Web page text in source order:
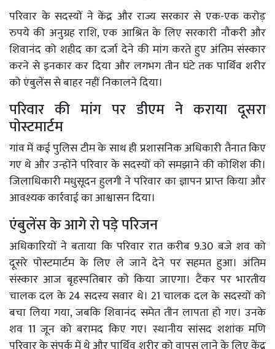
परिवार के सदस्यों ने केंद्र और राज्य सरकार से एक-एक करोड़
रुपये की अनुग्रह राशि, एक आश्रित के लिए सरकारी नौकरी और
शिवानंद को शहीद का दर्जा देने की मांग करते हुए अंतिम संस्कार
करने से इनकार कर दिया और लगभग तीन घंटे तक पार्थिव शरीर
को एंबुलेंस से बाहर नहीं निकालने दिया।
परिवार की मांग पर डीएम ने कराया दूसरा
पोस्टमार्टम
गांव में कई पुलिस टीम के साथ ही प्रशासनिक अधिकारी तैनात किए
गए थे और उन्होंने परिवार के सदस्यों को समझाने की कोशिश की।
जिलाधिकारी मधुसूदन हुलगी ने परिवार का ज्ञापन प्राप्त किया और
आवश्यक कार्रवाई का आश्वासन दिया।
एंबुलेंस के आगे रो पड़े परिजन
अधिकारियों ने बताया कि परिवार रात करीब 9.30 बजे शव को
दूसरे पोस्टमार्टम के लिए ले जाने देने पर सहमत हुआ। अंतिम
संस्कार आज बृहस्पतिबार को किया जाएगा। टैंकर पर भारतीय
चालक दल के 24 सदस्य सवार थे। 21 चालक दल के सदस्यों को
बचा लिया गया, जबकि शिवानंद समेत तीन लापता हो गए। उनके
शव 11 जून को बरामद किए गए। स्थानीय सांसद शशांक मणि